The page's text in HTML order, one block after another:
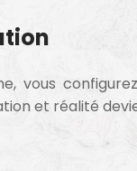
et réalité